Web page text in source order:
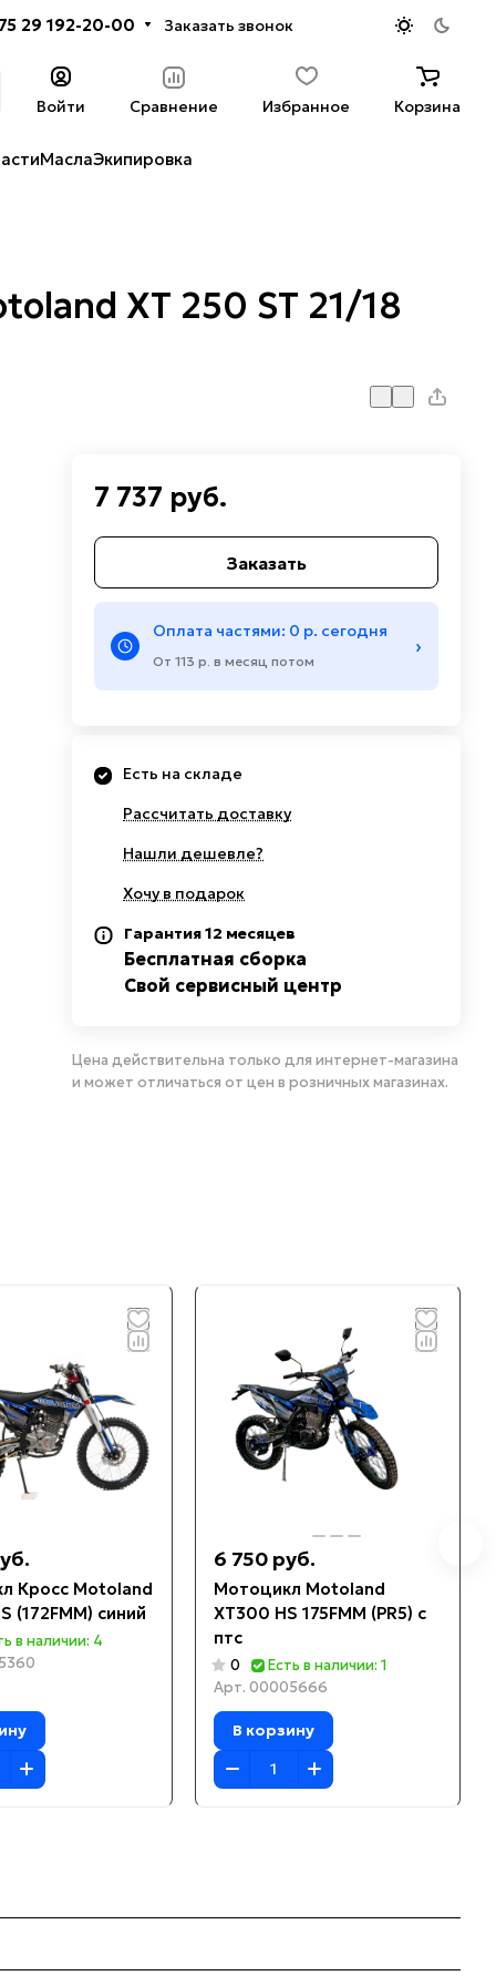
29 192-20-00 Заказать звонок
Войти Сравнение Избранное Корзина
МаслаЭкипировка
XT 250 ST 21/18
7 737 руб.
Заказать
Оплата частями: 0 р. сегодня
От 113 р. в месяц потом
›
Есть на складе
Рассчитать доставку
Нашли дешевле?
Хочу в подарок
Гарантия 12 месяцев
Бесплатная сборка
Свой сервисный центр
Цена действительна только для интернет-магазина
и может отличаться от цен в розничных магазинах.
Кросс Motoland
(172FMM) синий
в наличии: 4
6 750 руб.
Мотоцикл Motoland
XT300 HS 175FMM (PR5) с
птс
0
Есть в наличии: 1
Арт. 00005666
В корзину